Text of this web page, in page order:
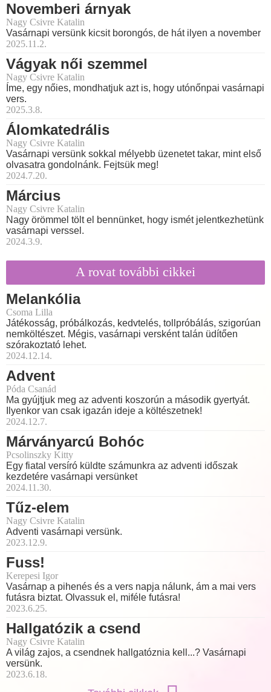
Novemberi árnyak
Nagy Csivre Katalin
Vasárnapi versünk kicsit borongós, de hát ilyen a november
2025.11.2.
Vágyak női szemmel
Nagy Csivre Katalin
Íme, egy nőies, mondhatjuk azt is, hogy utónőnpai vasárnapi
vers.
2025.3.8.
Álomkatedrális
Nagy Csivre Katalin
Vasárnapi versünk sokkal mélyebb üzenetet takar, mint első
olvasatra gondolnánk. Fejtsük meg!
2024.7.20.
Március
Nagy Csivre Katalin
Nagy örömmel tölt el bennünket, hogy ismét jelentkezhetünk
vasárnapi verssel.
2024.3.9.
A rovat további cikkei
Melankólia
Csoma Lilla
Játékosság, próbálkozás, kedvtelés, tollpróbálás, szigorúan
nemköltészet. Mégis, vasárnapi versként talán üdítően
szórakoztató lehet.
2024.12.14.
Advent
Póda Csanád
Ma gyújtjuk meg az adventi koszorún a második gyertyát.
Ilyenkor van csak igazán ideje a költészetnek!
2024.12.7.
Márványarcú Bohóc
Pcsolinszky Kitty
Egy fiatal versíró küldte számunkra az adventi időszak
kezdetére vasárnapi versünket
2024.11.30.
Tűz-elem
Nagy Csivre Katalin
Adventi vasárnapi versünk.
2023.12.9.
Fuss!
Kerepesi Igor
Vasárnap a pihenés és a vers napja nálunk, ám a mai vers
futásra biztat. Olvassuk el, miféle futásra!
2023.6.25.
Hallgatózik a csend
Nagy Csivre Katalin
A világ zajos, a csendnek hallgatóznia kell...? Vasárnapi
versünk.
2023.6.18.